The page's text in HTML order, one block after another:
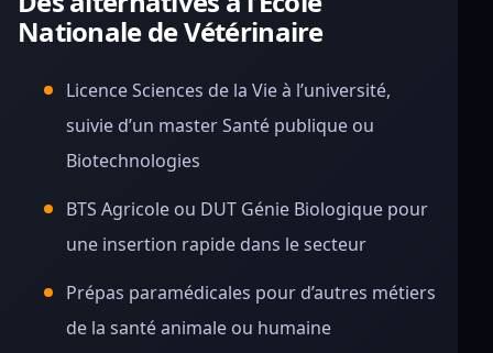
Nationale de Vétérinaire
Licence Sciences de la Vie à l’université,
suivie d’un master Santé publique ou
Biotechnologies
BTS Agricole ou DUT Génie Biologique pour
une insertion rapide dans le secteur
Prépas paramédicales pour d’autres métiers
de la santé animale ou humaine